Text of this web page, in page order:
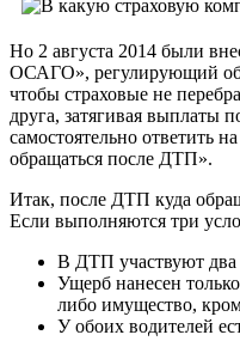
Но 2 августа 2014 были
ОСАГО», регулирующий
чтобы страховые не
друга, затягивая выплаты
самостоятельно ответить
обращаться после ДТП».
Итак, после ДТП куда
Если выполняются три
В ДТП участвуют два
Ущерб нанесен
либо имущество,
У обоих водителей